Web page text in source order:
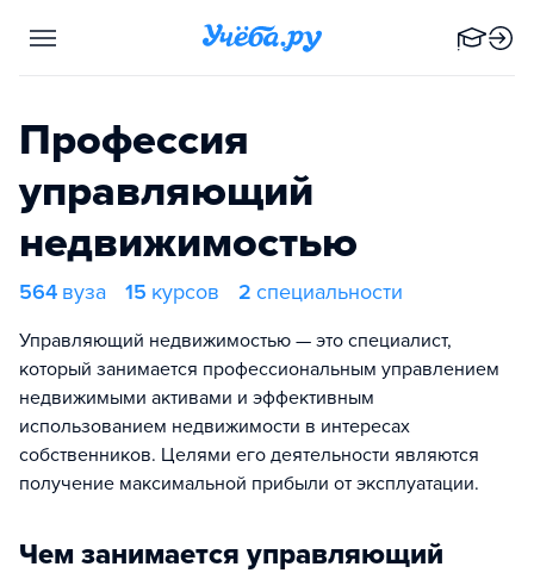
Профессия
управляющий
недвижимостью
564 вуза 15 курсов 2 специальности
Управляющий недвижимостью — это специалист,
который занимается профессиональным управлением
недвижимыми активами и эффективным
использованием недвижимости в интересах
собственников. Целями его деятельности являются
получение максимальной прибыли от эксплуатации.
Чем занимается управляющий